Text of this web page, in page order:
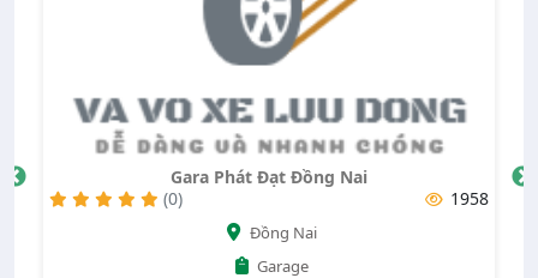
Gara Phát Đạt Đồng Nai
(0)
1958
Đồng Nai
Garage